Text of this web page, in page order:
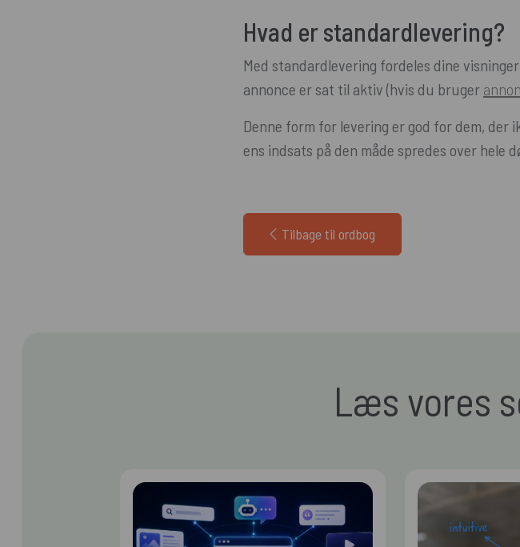
Hvad er standardlevering?
Med standardlevering fordeles dine
annonce er sat til aktiv (hvis du bruger
Denne form for levering er god for dem,
ens indsats på den måde spredes over hele
Tilbage til ordbog
Læs vores